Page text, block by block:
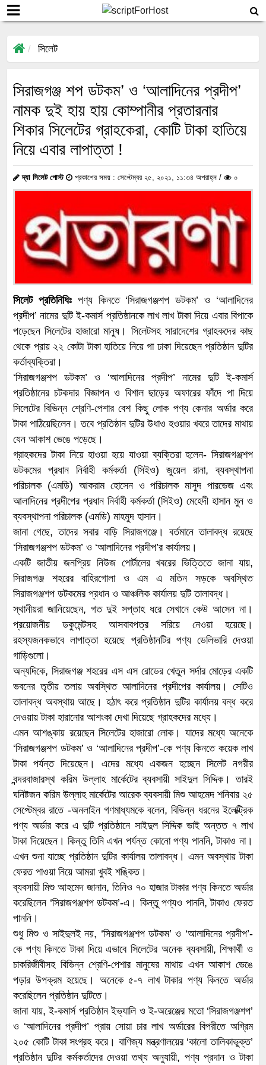
সিলেট
সিরাজগঞ্জ শপ ডটকম’ ও ‘আলাদিনের প্রদীপ’
নামক দুই হায় হায় কোম্পানীর প্রতারনার
শিকার সিলেটের গ্রাহকেরা, কোটি টাকা হাতিয়ে
নিয়ে এবার লাপাত্তা !
দ্যা সিলেট পোস্ট প্রকাশের সময় : সেপ্টেম্বর ২৫, ২০২১, ১১:৩৪ অপরাহ্ন / ০
সিলেট প্রতিনিধিঃপণ্য কিনতে ‘সিরাজগঞ্জশপ ডটকম’ ও ‘আলাদিনের
প্রদীপ’ নামের দুটি ই-কমার্স প্রতিষ্ঠানকে লাখ লাখ টাকা দিয়ে এবার বিপাকে
পড়েছেন সিলেটের হাজারো মানুষ। সিলেটসহ সারাদেশের গ্রাহকদের কাছ
থেকে প্রায় ২২ কোটা টাকা হাতিয়ে নিয়ে গা ঢাকা দিয়েছেন প্রতিষ্ঠান দুটির
কর্তাব্যক্তিরা।
‘সিরাজগঞ্জশপ ডটকম’ ও ‘আলাদিনের প্রদীপ’ নামের দুটি ই-কমার্স
প্রতিষ্ঠানের চটকদার বিজ্ঞাপন ও বিশাল ছাড়ের অফারের ফাঁদে পা দিয়ে
সিলেটের বিভিন্ন শ্রেণি-পেশার বেশ কিছু লোক পণ্য কেনার অর্ডার করে
টাকা পাঠিয়েছিলেন। তবে প্রতিষ্ঠান দুটির উধাও হওয়ার খবরে তাদের মাথায়
যেন আকাশ ভেঙে পড়েছে।
গ্রাহকদের টাকা নিয়ে হাওয়া হয়ে যাওয়া ব্যক্তিরা হলেন- সিরাজগঞ্জশপ
ডটকমের প্রধান নির্বাহী কর্মকর্তা (সিইও) জুয়েল রানা, ব্যবস্থাপনা
পরিচালক (এমডি) আকরাম হোসেন ও পরিচালক মাসুদ পারভেজ এবং
আলাদিনের প্রদীপের প্রধান নির্বাহী কর্মকর্তা (সিইও) মেহেদী হাসান মুন ও
ব্যবস্থাপনা পরিচালক (এমডি) মাহমুদ হাসান।
জানা গেছে, তাদের সবার বাড়ি সিরাজগঞ্জে। বর্তমানে তালাবদ্ধ রয়েছে
‘সিরাজগঞ্জশপ ডটকম’ ও ‘আলাদিনের প্রদীপ’র কার্যালয়।
একটি জাতীয় জনপ্রিয় নিউজ পোর্টালের খবরের ভিত্তিতে জানা যায়,
সিরাজগঞ্জ শহরের বাহিরগোলা ও এম এ মতিন সড়কে অবস্থিত
সিরাজগঞ্জশপ ডটকমের প্রধান ও আঞ্চলিক কার্যালয় দুটি তালাবদ্ধ।
স্থানীয়রা জানিয়েছেন, গত দুই সপ্তাহ ধরে সেখানে কেউ আসেন না।
প্রয়োজনীয় ডকুমেন্টসহ আসবাবপত্র সরিয়ে নেওয়া হয়েছে।
রহস্যজনকভাবে লাপাত্তা হয়েছে প্রতিষ্ঠানটির পণ্য ডেলিভারি দেওয়া
গাড়িগুলো।
অন্যদিকে, সিরাজগঞ্জ শহরের এস এস রোডের খেতুন সর্দার মোড়ের একটি
ভবনের তৃতীয় তলায় অবস্থিত আলাদিনের প্রদীপের কার্যালয়। সেটিও
তালাবদ্ধ অবস্থায় আছে। হঠাৎ করে প্রতিষ্ঠান দুটির কার্যালয় বন্ধ করে
দেওয়ায় টাকা হারানোর আশংকা দেখা দিয়েছে গ্রাহকদের মধ্যে।
এমন আশঙ্কায় রয়েছেন সিলেটের হাজারো লোক। যাদের মধ্যে অনেকে
‘সিরাজগঞ্জশপ ডটকম’ ও ‘আলাদিনের প্রদীপ’-কে পণ্য কিনতে কয়েক লাখ
টাকা পর্যন্ত দিয়েছেন। এদের মধ্যে একজন হচ্ছেন সিলেট নগরীর
বন্দরবাজারস্থ করিম উল্লাহ মার্কেটের ব্যবসায়ী সাইদুল সিদ্দিক। তারই
ঘনিষ্টজন করিম উল্লাহ মার্কেটের আরেক ব্যবসায়ী মিশু আহমেদ শনিবার ২৫
সেপ্টেম্বর রাতে -অনলাইন গণমাধ্যমকে বলেন, বিভিন্ন ধরনের ইলেক্ট্রিক
পণ্য অর্ডার করে এ দুটি প্রতিষ্ঠানে সাইদুল সিদ্দিক ভাই অন্তত ৭ লাখ
টাকা দিয়েছেন। কিন্তু তিনি এখন পর্যন্ত কোনো পণ্য পাননি, টাকাও না।
এখন শুনা যাচ্ছে প্রতিষ্ঠান দুটির কার্যালয় তালাবদ্ধ। এমন অবস্থায় টাকা
ফেরত পাওয়া নিয়ে আমরা খুবই শঙ্কিত।
ব্যবসায়ী মিশু আহমেদ জানান, তিনিও ৭০ হাজার টাকার পণ্য কিনতে অর্ডার
করেছিলেন ‘সিরাজগঞ্জশপ ডটকম’-এ। কিন্তু পণ্যও পাননি, টাকাও ফেরত
পাননি।
শুধু মিশু ও সাইদুলই নয়, ‘সিরাজগঞ্জশপ ডটকম’ ও ‘আলাদিনের প্রদীপ’-
কে পণ্য কিনতে টাকা দিয়ে এভাবে সিলেটের অনেক ব্যবসায়ী, শিক্ষার্থী ও
চাকরিজীবীসহ বিভিন্ন শ্রেণি-পেশার মানুষের মাথায় এখন আকাশ ভেঙে
পড়ার উপক্রম হয়েছে। অনেকে ৫-৭ লাখ টাকার পণ্য কিনতে অর্ডার
করেছিলেন প্রতিষ্ঠান দুটিতে।
জানা যায়, ই-কমার্স প্রতিষ্ঠান ইভ্যালি ও ই-অরেঞ্জের মতো ‘সিরাজগঞ্জশপ’
ও ‘আলাদিনের প্রদীপ’ প্রায় সোয়া চার লাখ অর্ডারের বিপরীতে অগ্রিম
২০৫ কোটি টাকা সংগ্রহ করে। বাণিজ্য মন্ত্রণালয়ের ‘কালো তালিকাভুক্ত’
প্রতিষ্ঠান দুটির কর্মকর্তাদের দেওয়া তথ্য অনুযায়ী, পণ্য প্রদান ও টাকা